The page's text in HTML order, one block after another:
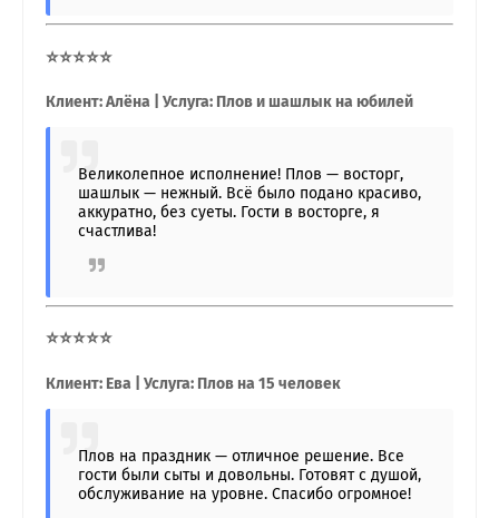
⭐⭐⭐⭐⭐
Клиент: Алёна | Услуга: Плов и шашлык на юбилей
Великолепное исполнение! Плов — восторг,
шашлык — нежный. Всё было подано красиво,
аккуратно, без суеты. Гости в восторге, я
счастлива!
⭐⭐⭐⭐⭐
Клиент: Ева | Услуга: Плов на 15 человек
Плов на праздник — отличное решение. Все
гости были сыты и довольны. Готовят с душой,
обслуживание на уровне. Спасибо огромное!